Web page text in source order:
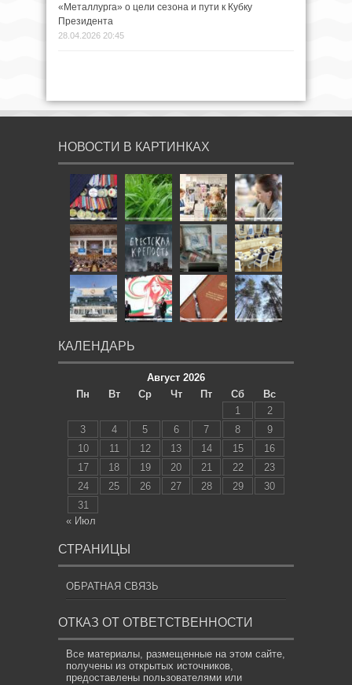
«Металлурга» о цели сезона и пути к Кубку
Президента
28.04.2026 20:45
НОВОСТИ В КАРТИНКАХ
КАЛЕНДАРЬ
Август 2026
Пн
Вт Ср Чт Пт Сб
Вс
1
2
3
4 5 6 7 8
9
10
11 12 13 14 15
16
17
18 19 20 21 22
23
24
25 26 27 28 29
30
31
« Июл
СТРАНИЦЫ
ОБРАТНАЯ СВЯЗЬ
ОТКАЗ ОТ ОТВЕТСТВЕННОСТИ
Все материалы, размещенные на этом сайте,
получены из открытых источников,
предоставлены пользователями или